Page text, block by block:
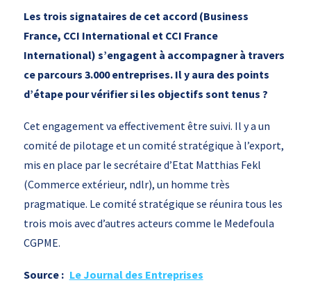
Les trois signataires de cet accord (Business
France, CCI International et CCI France
International) s’engagent à accompagner à travers
ce parcours 3.000 entreprises. Il y aura des points
d’étape pour vérifier si les objectifs sont tenus ?
Cet engagement va effectivement être suivi. Il y a un
comité de pilotage et un comité stratégique à l’export,
mis en place par le secrétaire d’Etat Matthias Fekl
(Commerce extérieur, ndlr), un homme très
pragmatique. Le comité stratégique se réunira tous les
trois mois avec d’autres acteurs comme le Medefoula
CGPME.
Source : Le Journal des Entreprises